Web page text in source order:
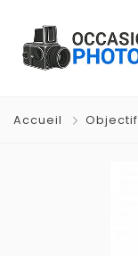
Accueil Objectif